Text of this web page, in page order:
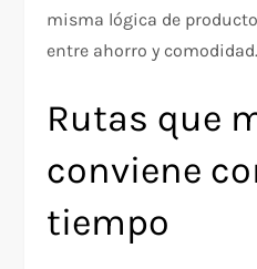
misma lógica de
entre ahorro y comodidad.
Rutas que
conviene
tiempo